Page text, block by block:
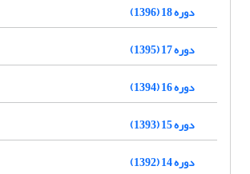
دوره 18 (1396)
دوره 17 (1395)
دوره 16 (1394)
دوره 15 (1393)
دوره 14 (1392)